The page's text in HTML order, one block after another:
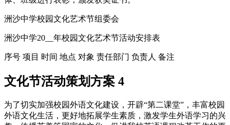
洲沙中学校园文化艺术节组委会
洲沙中学20__年校园文化艺术节活动安排表
序号 项目 时间 地点 对象 责任部门 负责人 备注
文化节活动策划方案 4
为了切实加强校园外语文化建设，开辟“第二课堂”，丰富校园
外语文化生活，更好地拓展学生素质，激发学生外语学习的兴